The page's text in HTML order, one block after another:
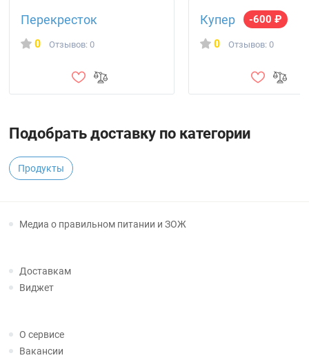
Перекресток
0 Отзывов: 0
Купер -600 ₽
0 Отзывов: 0
Подобрать доставку по категории
Продукты
Медиа о правильном питании и ЗОЖ
Доставкам
Виджет
О сервисе
Вакансии